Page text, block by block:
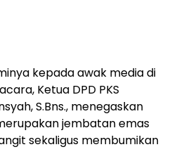
kepada awak media di
Ketua DPD PKS
S.Bns., menegaskan
jembatan emas
sekaligus membumikan